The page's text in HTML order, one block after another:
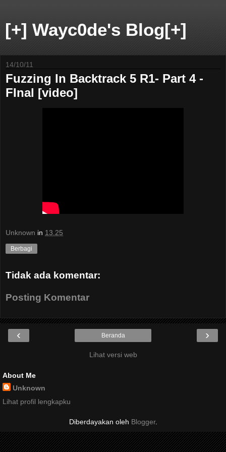
[+] Wayc0de's Blog[+]
14/10/11
Fuzzing In Backtrack 5 R1- Part 4 -
FInal [video]
Unknown in 13.25
Berbagi
Tidak ada komentar:
Posting Komentar
‹ ›
Beranda
Lihat versi web
About Me
Unknown
Lihat profil lengkapku
Diberdayakan oleh Blogger.